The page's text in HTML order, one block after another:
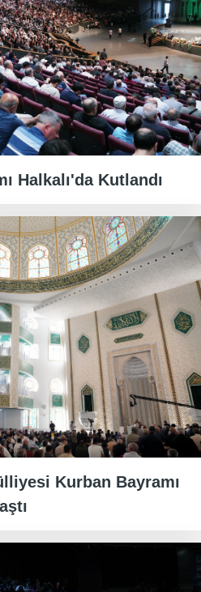
Halkalı'da Kutlandı
Kurban Bayramı